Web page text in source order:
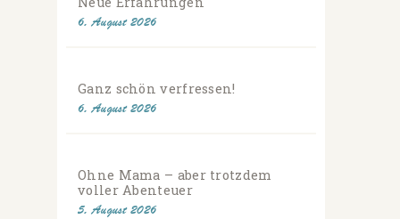
6. August 2026
Ganz schön verfressen!
6. August 2026
Ohne Mama – aber trotzdem
voller Abenteuer
5. August 2026